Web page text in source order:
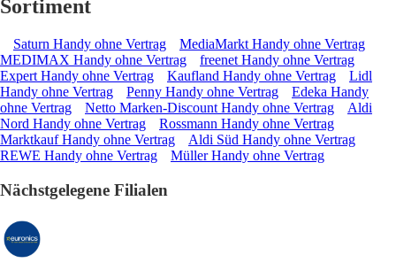
Sortiment
Saturn Handy ohne Vertrag
MediaMarkt Handy ohne Vertrag
MEDIMAX Handy ohne Vertrag
freenet Handy ohne Vertrag
Expert Handy ohne Vertrag
Kaufland Handy ohne Vertrag
Lidl
Handy ohne Vertrag
Penny Handy ohne Vertrag
Edeka Handy
ohne Vertrag
Netto Marken-Discount Handy ohne Vertrag
Aldi
Nord Handy ohne Vertrag
Rossmann Handy ohne Vertrag
Marktkauf Handy ohne Vertrag
Aldi Süd Handy ohne Vertrag
REWE Handy ohne Vertrag
Müller Handy ohne Vertrag
Nächstgelegene Filialen